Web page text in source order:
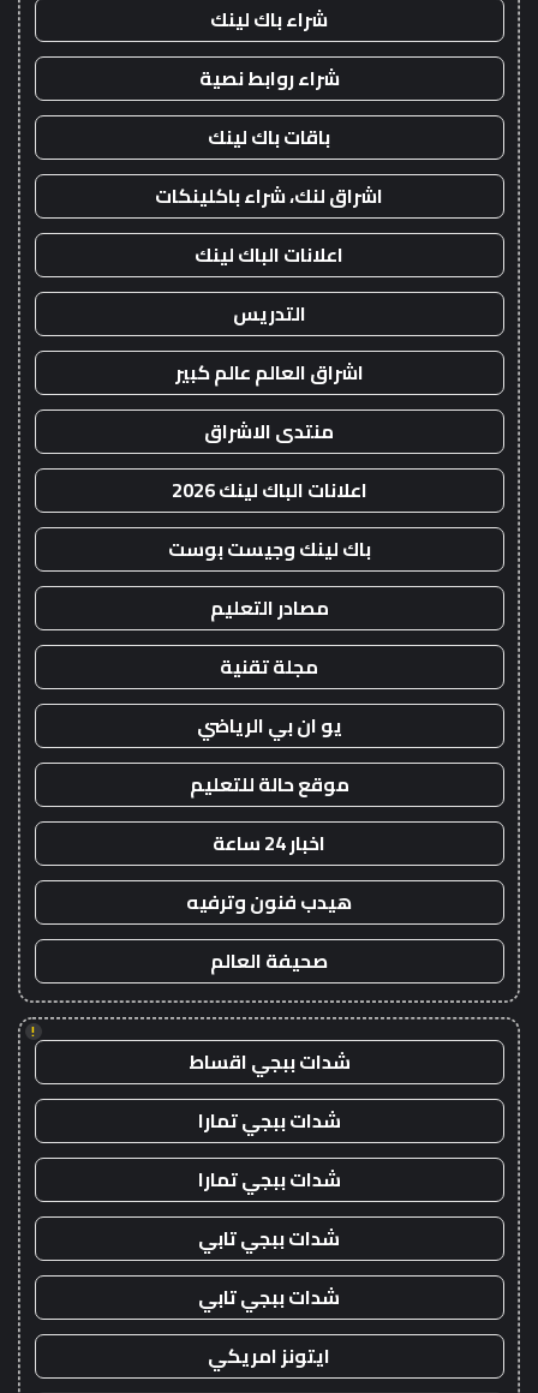
شراء باك لينك
شراء روابط نصية
باقات باك لينك
اشراق لنك، شراء باكلينكات
اعلانات الباك لينك
التدريس
اشراق العالم عالم كبير
منتدى الاشراق
اعلانات الباك لينك 2026
باك لينك وجيست بوست
مصادر التعليم
مجلة تقنية
يو ان بي الرياضي
موقع حالة للتعليم
اخبار 24 ساعة
هيدب فنون وترفيه
صحيفة العالم
!
شدات ببجي اقساط
شدات ببجي تمارا
شدات ببجي تمارا
شدات ببجي تابي
شدات ببجي تابي
ايتونز امريكي